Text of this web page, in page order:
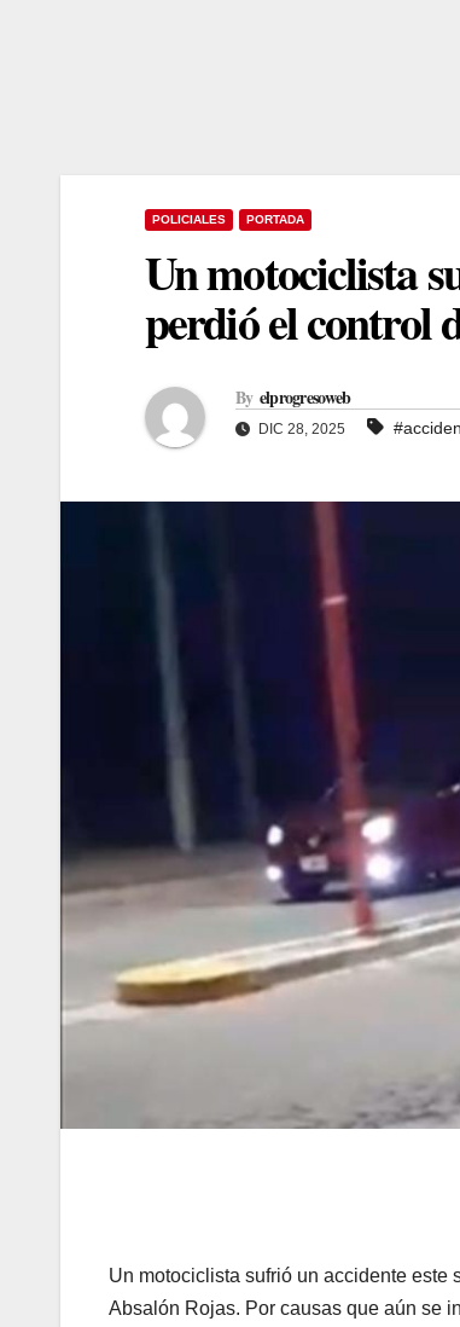
POLICIALES PORTADA
Un motociclista
perdió el control
By elprogresoweb
DIC 28, 2025
Un motociclista sufrió un accidente este
Absalón Rojas. Por causas que aún se